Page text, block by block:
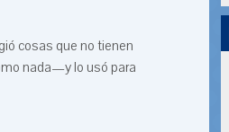
cosas que no tienen
nada—y lo usó para